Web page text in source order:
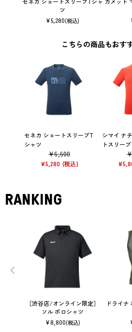
ツ
¥5,280(税込)
こちらの商品もおす
セネカ ショートスリーブT
シャツ
¥6,600
¥5,280
シマイ ナ
トスリー
¥
¥
RANKING
［渋谷店/オンライン限定］
ソル ポロシャツ
¥8,800(税込)
ドライナ